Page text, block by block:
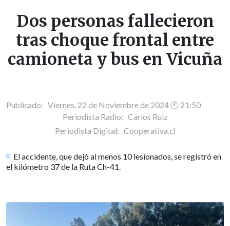
Dos personas fallecieron
tras choque frontal entre
camioneta y bus en Vicuña
Publicado: Viernes, 22 de Noviembre de 2024 🕐 21:50
Periodista Radio: Carlos Ruiz
Periodista Digital: Cooperativa.cl
El accidente, que dejó al menos 10 lesionados, se registró en
el kilómetro 37 de la Ruta Ch-41.